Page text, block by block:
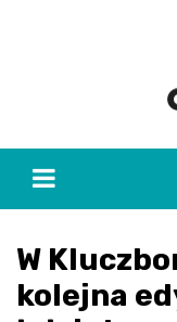
W
kolejna